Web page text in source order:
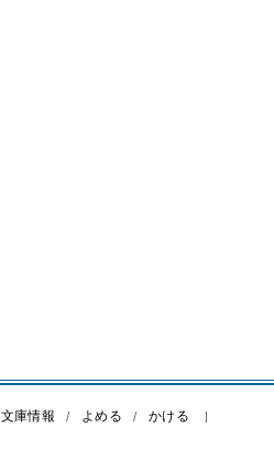
文庫情報 よめる
かける